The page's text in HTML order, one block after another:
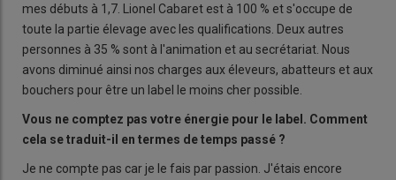
mes débuts à 1,7. Lionel Cabaret est à 100 % et s'occupe de
toute la partie élevage avec les qualifications. Deux autres
personnes à 35 % sont à l'animation et au secrétariat. Nous
avons diminué ainsi nos charges aux éleveurs, abatteurs et aux
bouchers pour être un label le moins cher possible.
Vous ne comptez pas votre énergie pour le label. Comment
cela se traduit-il en termes de temps passé ?
Je ne compte pas car je le fais par passion. J'étais encore